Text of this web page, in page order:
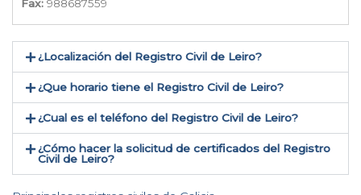
Fax: 988687559
¿Localización del Registro Civil de Leiro​?
¿Que horario tiene el Registro Civil de Leiro?
¿Cual es el teléfono del Registro Civil de Leiro​?
¿Cómo hacer la solicitud de certificados del Registro
Civil de Leiro​?